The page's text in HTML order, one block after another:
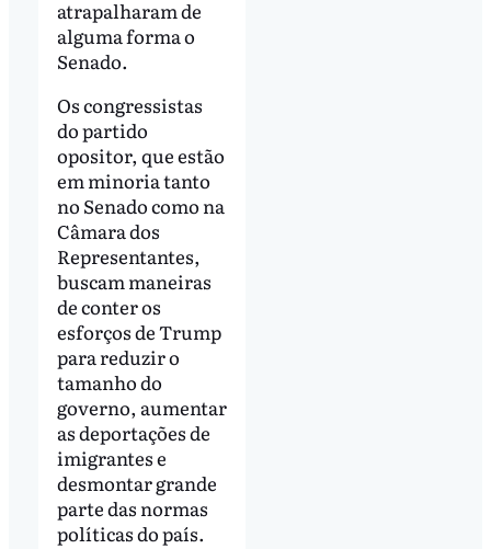
atrapalharam de
alguma forma o
Senado.
Os congressistas
do partido
opositor, que estão
em minoria tanto
no Senado como na
Câmara dos
Representantes,
buscam maneiras
de conter os
esforços de Trump
para reduzir o
tamanho do
governo, aumentar
as deportações de
imigrantes e
desmontar grande
parte das normas
políticas do país.